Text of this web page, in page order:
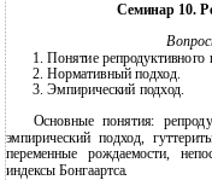
Семинар 10.
1. Понятие репродуктивного
2. Нормативный подход.
3. Эмпирический подход.
Основные понятия:
эмпирический подход,
переменные рождаемости,
индексы Бонгаартса.